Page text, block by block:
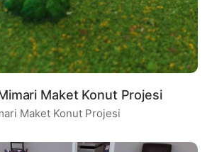
Maket Konut Projesi
Maket Konut Projesi